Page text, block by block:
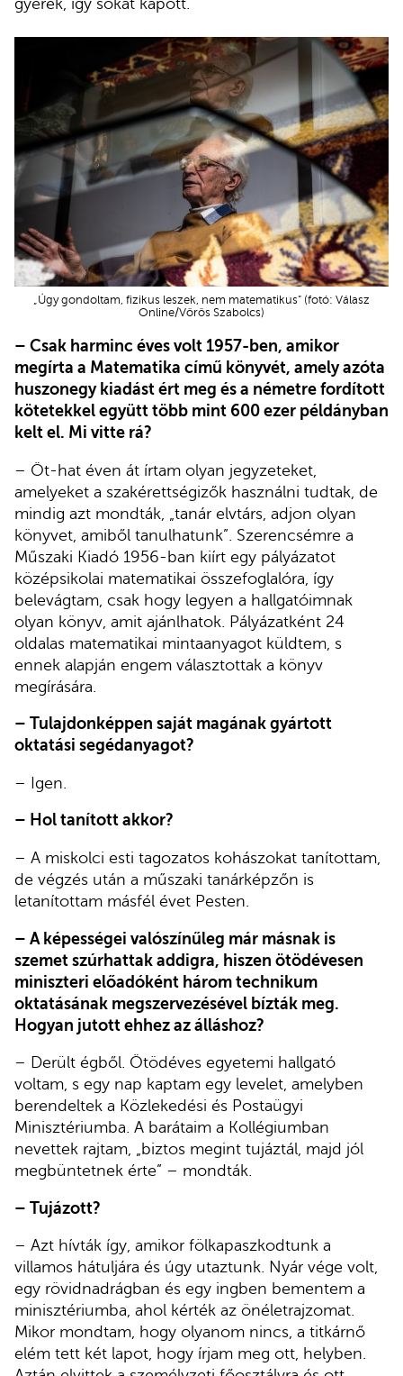
„Úgy gondoltam, fizikus leszek, nem matematikus” (fotó: Válasz
Online/Vörös Szabolcs)
– Csak harminc éves volt 1957-ben, amikor
megírta a Matematika című könyvét, amely azóta
huszonegy kiadást ért meg és a németre fordított
kötetekkel együtt több mint 600 ezer példányban
kelt el. Mi vitte rá?
– Öt-hat éven át írtam olyan jegyzeteket,
amelyeket a szakérettségizők használni tudtak, de
mindig azt mondták, „tanár elvtárs, adjon olyan
könyvet, amiből tanulhatunk”. Szerencsémre a
Műszaki Kiadó 1956-ban kiírt egy pályázatot
középsikolai matematikai összefoglalóra, így
belevágtam, csak hogy legyen a hallgatóimnak
olyan könyv, amit ajánlhatok. Pályázatként 24
oldalas matematikai mintaanyagot küldtem, s
ennek alapján engem választottak a könyv
megírására.
– Tulajdonképpen saját magának gyártott
oktatási segédanyagot?
– Igen.
– Hol tanított akkor?
– A miskolci esti tagozatos kohászokat tanítottam,
de végzés után a műszaki tanárképzőn is
letanítottam másfél évet Pesten.
– A képességei valószínűleg már másnak is
szemet szúrhattak addigra, hiszen ötödévesen
miniszteri előadóként három technikum
oktatásának megszervezésével bízták meg.
Hogyan jutott ehhez az álláshoz?
– Derült égből. Ötödéves egyetemi hallgató
voltam, s egy nap kaptam egy levelet, amelyben
berendeltek a Közlekedési és Postaügyi
Minisztériumba. A barátaim a Kollégiumban
nevettek rajtam, „biztos megint tujáztál, majd jól
megbüntetnek érte” – mondták.
– Tujázott?
– Azt hívták így, amikor fölkapaszkodtunk a
villamos hátuljára és úgy utaztunk. Nyár vége volt,
egy rövidnadrágban és egy ingben bementem a
minisztériumba, ahol kérték az önéletrajzomat.
Mikor mondtam, hogy olyanom nincs, a titkárnő
elém tett két lapot, hogy írjam meg ott, helyben.